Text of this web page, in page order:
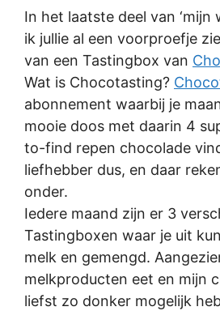
In het laatste deel van ‘mijn
ik jullie al een voorproefje
van een Tastingbox van
Wat is Chocotasting?
abonnement waarbij je
mooie doos met daarin 4
to-find repen chocolade
liefhebber dus, en daar
onder.
Iedere maand zijn er 3
Tastingboxen waar je uit
melk en gemengd.
melkproducten eet en mijn
liefst zo donker mogelijk